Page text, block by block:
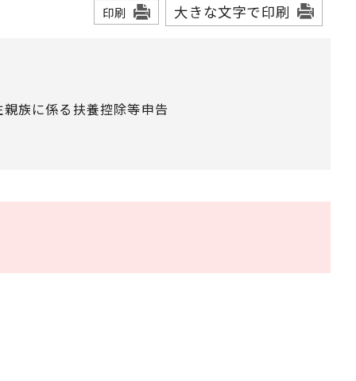
印刷 大きな文字で印刷
族に係る扶養控除等申告